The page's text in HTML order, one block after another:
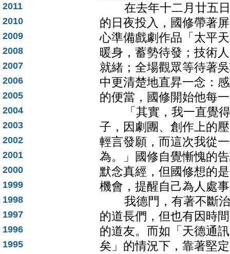
2011
2010
2009
2008
2007
2006
2005
2004
2003
2002
2001
2000
1999
1998
1997
1996
1995
在去年十二月廿五日
的日夜投入，國修帶著
心準備戲劇作品「太平
暖身，蓄勢待發；技術
就緒；全場觀眾等待著
中更清楚地直昇一念：
的便當，國修開始他每
「其實，我一直覺得
子，因劇團、創作上的
輕言發願，而這次我從
為。」國修自覺慚愧的
默念真經，但國修想的
機會，提醒自己為人處
我德門，有著不斷治
的道長們，但也有因時
的道友。而如「天德通
矣」的情況下，靠著堅